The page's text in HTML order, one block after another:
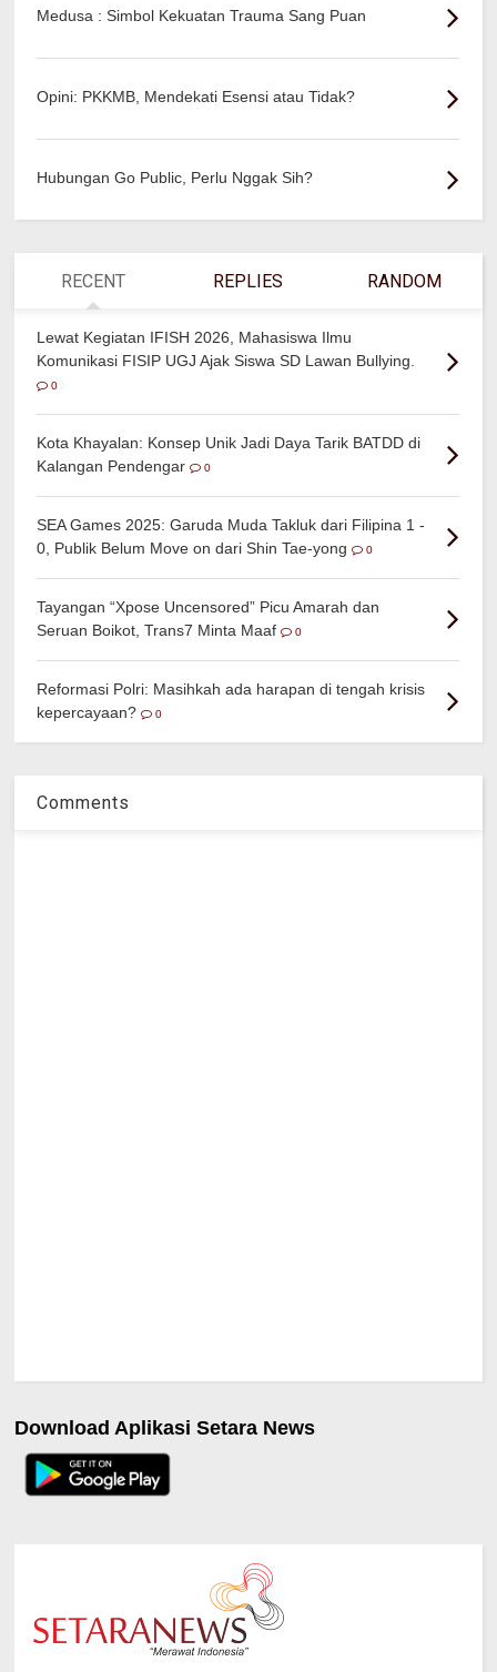
Medusa : Simbol Kekuatan Trauma Sang Puan
Opini: PKKMB, Mendekati Esensi atau Tidak?
Hubungan Go Public, Perlu Nggak Sih?
RECENT REPLIES RANDOM
Lewat Kegiatan IFISH 2026, Mahasiswa Ilmu
Komunikasi FISIP UGJ Ajak Siswa SD Lawan Bullying.
0
Kota Khayalan: Konsep Unik Jadi Daya Tarik BATDD di
Kalangan Pendengar
0
SEA Games 2025: Garuda Muda Takluk dari Filipina 1 -
0, Publik Belum Move on dari Shin Tae-yong
0
Tayangan “Xpose Uncensored” Picu Amarah dan
Seruan Boikot, Trans7 Minta Maaf
0
Reformasi Polri: Masihkah ada harapan di tengah krisis
kepercayaan?
0
Comments
Download Aplikasi Setara News